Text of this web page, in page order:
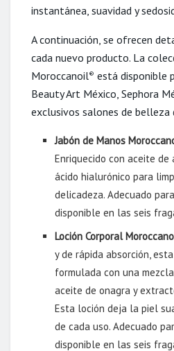
instantánea, suavidad y
A continuación, se ofrecen
cada nuevo producto. La
Moroccanoil® está disponible
Beauty Art México, Sephora
exclusivos salones de
Jabón de Manos
Enriquecido con aceite de
ácido hialurónico para
delicadeza. Adecuado
disponible en las seis
Loción Corporal
y de rápida absorción,
formulada con una
aceite de onagra y
Esta loción deja la piel
de cada uso. Adecuado
disponible en las seis